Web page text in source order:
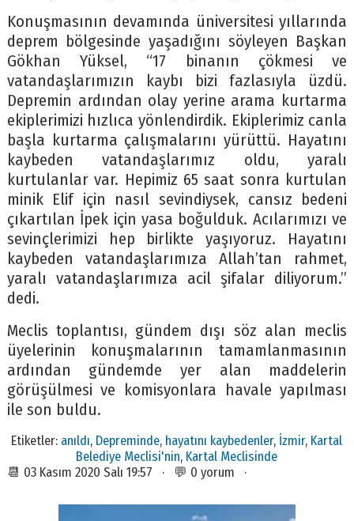
Konuşmasının devamında üniversitesi yıllarında
deprem bölgesinde yaşadığını söyleyen Başkan
Gökhan Yüksel, “17 binanın çökmesi ve
vatandaşlarımızın kaybı bizi fazlasıyla üzdü.
Depremin ardından olay yerine arama kurtarma
ekiplerimizi hızlıca yönlendirdik. Ekiplerimiz canla
başla kurtarma çalışmalarını yürüttü. Hayatını
kaybeden vatandaşlarımız oldu, yaralı
kurtulanlar var. Hepimiz 65 saat sonra kurtulan
minik Elif için nasıl sevindiysek, cansız bedeni
çıkartılan İpek için yasa boğulduk. Acılarımızı ve
sevinçlerimizi hep birlikte yaşıyoruz. Hayatını
kaybeden vatandaşlarımıza Allah’tan rahmet,
yaralı vatandaşlarımıza acil şifalar diliyorum.”
dedi.
Meclis toplantısı, gündem dışı söz alan meclis
üyelerinin konuşmalarının tamamlanmasının
ardından gündemde yer alan maddelerin
görüşülmesi ve komisyonlara havale yapılması
ile son buldu.
Etiketler: anıldı, Depreminde, hayatını kaybedenler, İzmir, Kartal
Belediye Meclisi'nin, Kartal Meclisinde
📆 03 Kasım 2020 Salı 19:57 · 💬 0 yorum ·